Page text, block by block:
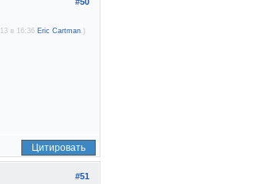
в 16:36 Eric Cartman.)
Цитировать
#51